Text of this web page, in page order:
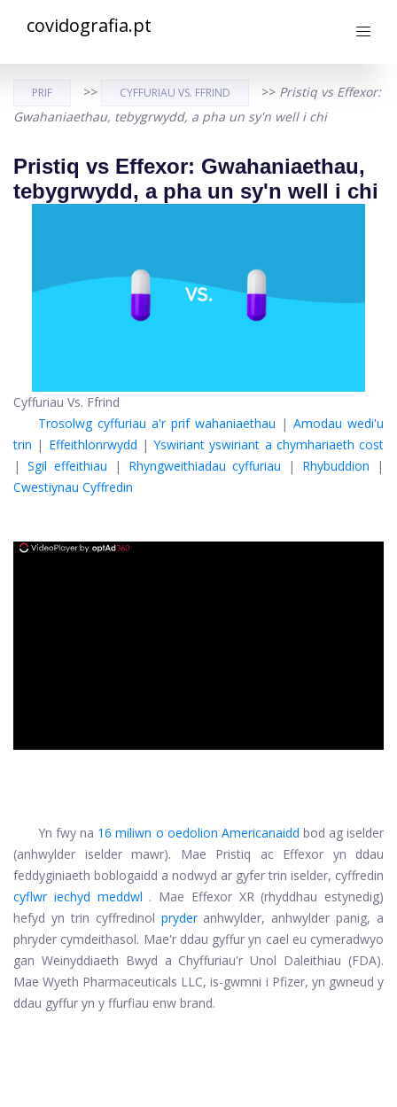
covidografia.pt
PRIF >> CYFFURIAU VS. FFRIND >> Pristiq vs Effexor:
Gwahaniaethau, tebygrwydd, a pha un sy'n well i chi
Pristiq vs Effexor: Gwahaniaethau,
tebygrwydd, a pha un sy'n well i chi
Cyffuriau Vs. Ffrind
Trosolwg cyffuriau a'r prif wahaniaethau | Amodau wedi'u
trin | Effeithlonrwydd | Yswiriant yswiriant a chymhariaeth cost
| Sgil effeithiau | Rhyngweithiadau cyffuriau | Rhybuddion |
Cwestiynau Cyffredin
Yn fwy na 16 miliwn o oedolion Americanaidd bod ag iselder
(anhwylder iselder mawr). Mae Pristiq ac Effexor yn ddau
feddyginiaeth boblogaidd a nodwyd ar gyfer trin iselder, cyffredin
cyflwr iechyd meddwl . Mae Effexor XR (rhyddhau estynedig)
hefyd yn trin cyffredinol pryderanhwylder, anhwylder panig, a
phryder cymdeithasol. Mae'r ddau gyffur yn cael eu cymeradwyo
gan Weinyddiaeth Bwyd a Chyffuriau'r Unol Daleithiau (FDA).
Mae Wyeth Pharmaceuticals LLC, is-gwmni i Pfizer, yn gwneud y
ddau gyffur yn y ffurfiau enw brand.